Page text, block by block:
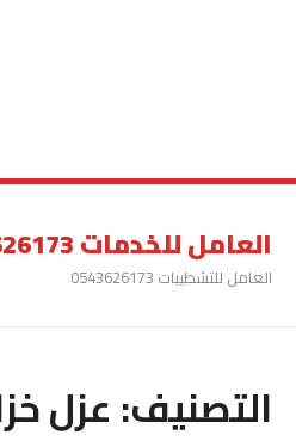
العامل للخدمات 0543626173
العامل للتشطيبات 0543626173
التصنيف:عزل